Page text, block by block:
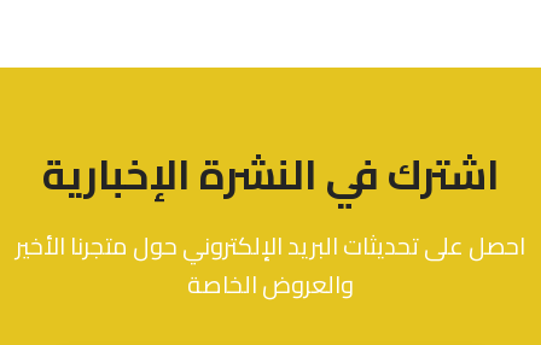
اشترك في النشرة الإخبارية
احصل على تحديثات البريد الإلكتروني حول متجرنا الأخير
والعروض الخاصة